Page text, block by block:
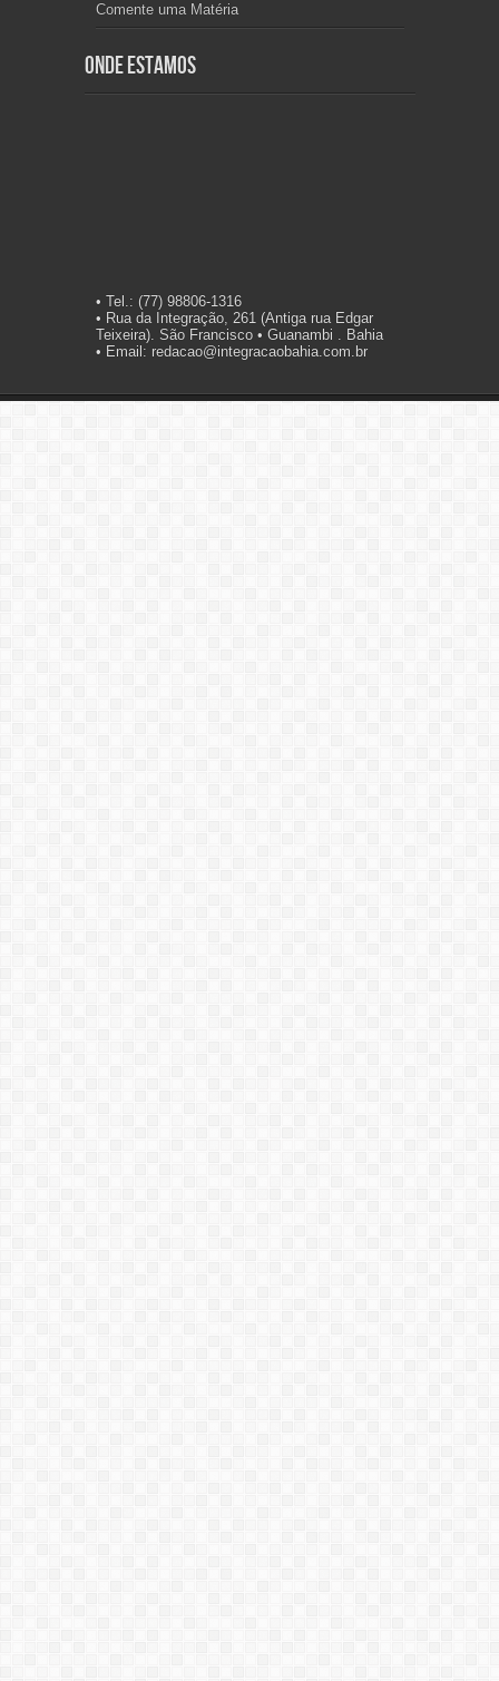
Comente uma Matéria
Onde Estamos
• Tel.: (77) 98806-1316
• Rua da Integração, 261 (Antiga rua Edgar
Teixeira). São Francisco • Guanambi . Bahia
• Email: redacao@integracaobahia.com.br